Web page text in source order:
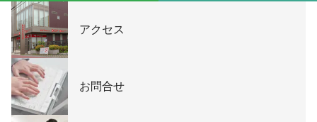
アクセス
お問合せ